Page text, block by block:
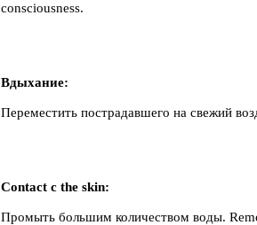
consciousness.
Вдыхание:
Переместить пострадавшего на свежий
Contact с the skin:
Промыть большим количеством воды.